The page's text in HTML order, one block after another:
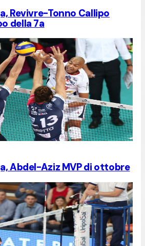
Revivre-Tonno Callipo
della 7a
Abdel-Aziz MVP di ottobre